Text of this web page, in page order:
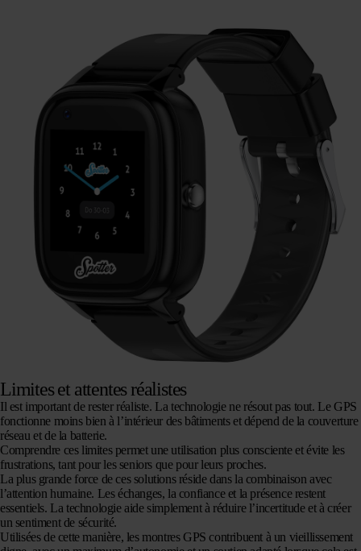
Limites et attentes réalistes
Il est important de rester réaliste. La technologie ne résout pas tout. Le GPS
fonctionne moins bien à l’intérieur des bâtiments et dépend de la couverture
réseau et de la batterie.
Comprendre ces limites permet une utilisation plus consciente et évite les
frustrations, tant pour les seniors que pour leurs proches.
La plus grande force de ces solutions réside dans la combinaison avec
l’attention humaine. Les échanges, la confiance et la présence restent
essentiels. La technologie aide simplement à réduire l’incertitude et à créer
un sentiment de sécurité.
Utilisées de cette manière, les montres GPS contribuent à un vieillissement